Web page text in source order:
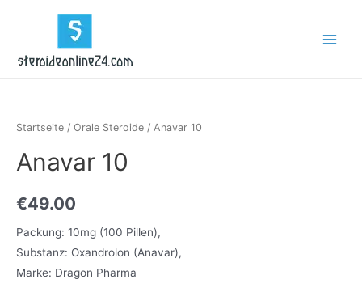
Startseite / Orale Steroide / Anavar 10
Anavar 10
€49.00
Packung: 10mg (100 Pillen),
Substanz: Oxandrolon (Anavar),
Marke: Dragon Pharma